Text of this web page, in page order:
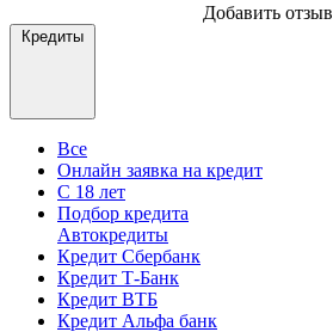
Добавить отзыв
Кредиты
Все
Онлайн заявка на кредит
С 18 лет
Подбор кредита
Автокредиты
Кредит Сбербанк
Кредит Т-Банк
Кредит ВТБ
Кредит Альфа банк